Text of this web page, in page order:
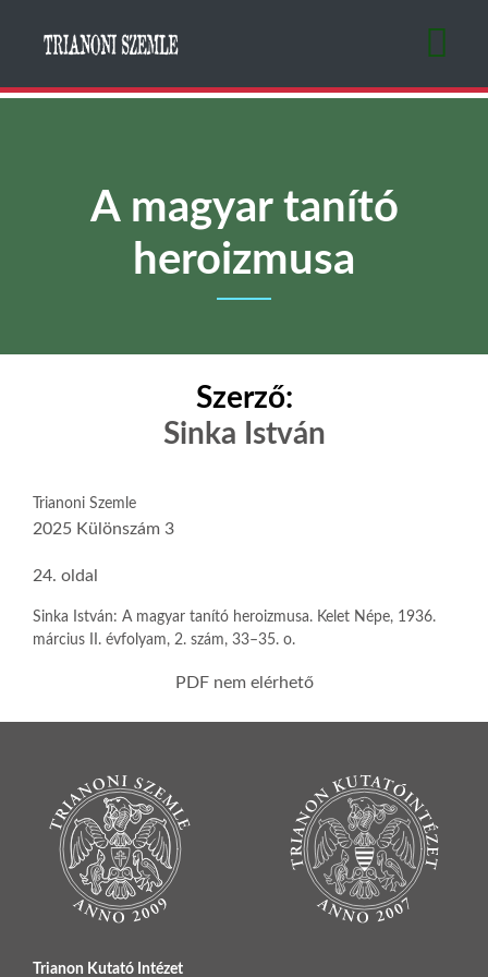
A magyar tanító
heroizmusa
Szerző:
Sinka István
Trianoni Szemle
2025 Különszám 3
24. oldal
Sinka István: A magyar tanító heroizmusa. Kelet Népe, 1936.
március II. évfolyam, 2. szám, 33–35. o.
PDF nem elérhető
Trianon Kutató Intézet